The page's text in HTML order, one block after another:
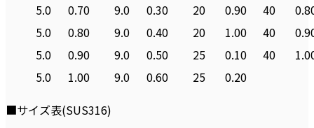
5.0
0.70 9.0 0.30 20 0.90 40
5.0
0.80 9.0 0.40 20 1.00 40
5.0
0.90 9.0 0.50 25 0.10 40
5.0
1.00 9.0 0.60 25
0.20
■サイズ表(SUS316)